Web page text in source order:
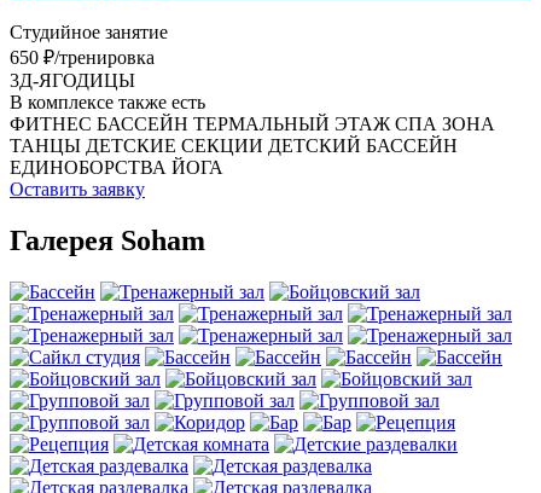
Студийное занятие
650 ₽/тренировка
3Д-ЯГОДИЦЫ
В комплексе также есть
ФИТНЕС БАССЕЙН ТЕРМАЛЬНЫЙ ЭТАЖ СПА ЗОНА
ТАНЦЫ ДЕТСКИЕ СЕКЦИИ ДЕТСКИЙ БАССЕЙН
ЕДИНОБОРСТВА ЙОГА
Оставить заявку
Галерея Soham